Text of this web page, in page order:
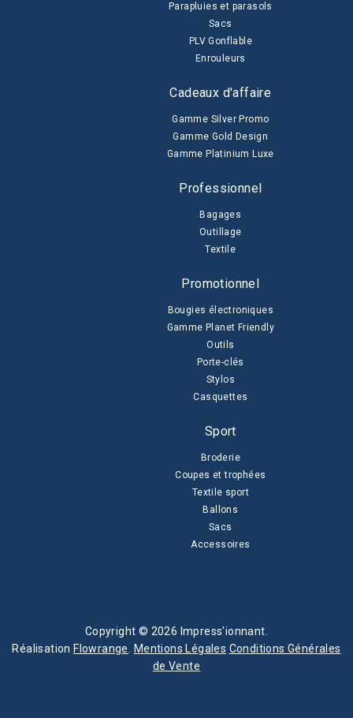
Parapluies et parasols
Sacs
PLV Gonflable
Enrouleurs
Cadeaux d'affaire
Gamme Silver Promo
Gamme Gold Design
Gamme Platinium Luxe
Professionnel
Bagages
Outillage
Textile
Promotionnel
Bougies électroniques
Gamme Planet Friendly
Outils
Porte-clés
Stylos
Casquettes
Sport
Broderie
Coupes et trophées
Textile sport
Ballons
Sacs
Accessoires
Copyright © 2026 Impress'ionnant.
Réalisation Flowrange Mentions Légales Conditions Générales
de Vente